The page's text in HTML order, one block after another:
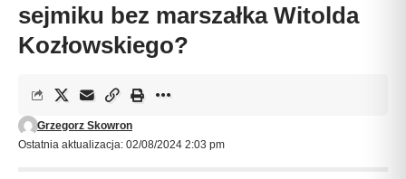
sejmiku bez marszałka Witolda
Kozłowskiego?
Ostatnia aktualizacja: 02/08/2024 2:03 pm
Grzegorz Skowron